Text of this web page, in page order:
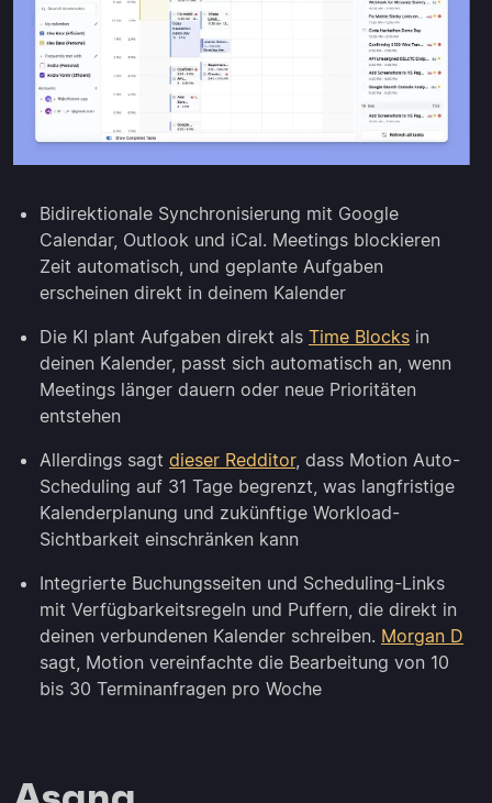
Bidirektionale Synchronisierung mit Google
Calendar, Outlook und iCal. Meetings blockieren
Zeit automatisch, und geplante Aufgaben
erscheinen direkt in deinem Kalender
Die KI plant Aufgaben direkt als Time Blocks in
deinen Kalender, passt sich automatisch an, wenn
Meetings länger dauern oder neue Prioritäten
entstehen
Allerdings sagt dieser Redditor, dass Motion Auto-
Scheduling auf 31 Tage begrenzt, was langfristige
Kalenderplanung und zukünftige Workload-
Sichtbarkeit einschränken kann
Integrierte Buchungsseiten und Scheduling-Links
mit Verfügbarkeitsregeln und Puffern, die direkt in
deinen verbundenen Kalender schreiben. Morgan D
sagt, Motion vereinfachte die Bearbeitung von 10
bis 30 Terminanfragen pro Woche